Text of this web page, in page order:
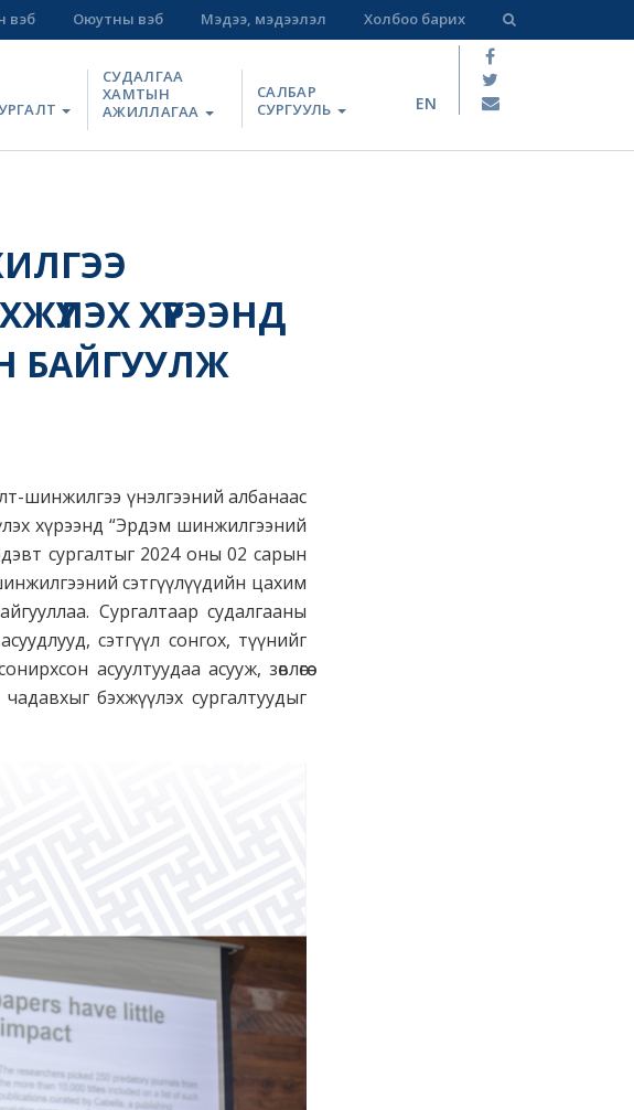
вэб Оюутны вэб Мэдээ, мэдээлэл Холбоо барих
СУДАЛГАА
ХАМТЫН
АЖИЛЛАГАА
САЛБАР
СУРГУУЛЬ
EN
ХҮРЭЭНД
БАЙГУУЛЖ
шинжилгээ үнэлгээний албанаас
хүрээнд “Эрдэм шинжилгээний
сургалтыг 2024 оны 02 сарын
сэтгүүлүүдийн цахим
Сургалтаар судалгааны
сэтгүүл сонгох, түүнийг
асуултуудаа асууж, зөвлөгөө
бэхжүүлэх сургалтуудыг